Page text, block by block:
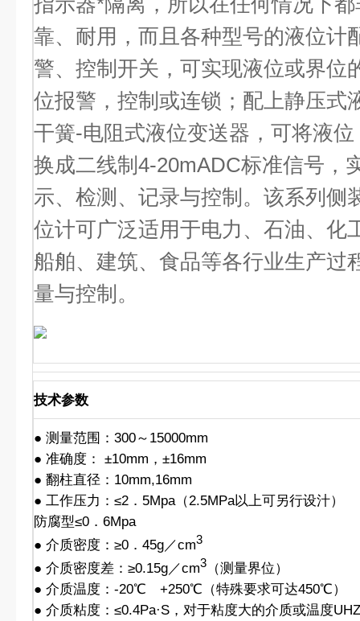
靠、耐用，而且各种型号的液位计
警、控制开关，可实现液位或界位
位报警，控制或连锁；配上静压式
干簧-电阻式液位变送器，可将液
换成二线制4-20mADC标准信号，
示、检测、记录与控制。该系列侧
位计可广泛适用于电力、石油、化
船舶、建筑、食品等各行业生产过
量与控制。
技术参数
● 测量范围：300～15000mm
● 准确度： ±10mm，±16mm
● 翻柱直径：10mm,16mm
● 工作压力：≤2．5Mpa（2.5MPa以上可另行设汁）
防腐型≤0．6Mpa
● 介质密度：≥0．45g／cm3
● 介质密度差：≥0.15g／cm3
（测量界位）
● 介质温度：-20℃ +250℃（特殊要求可达450℃）
● 介质粘度：≤0.4Pa·S，对于粘度大的介质或温度